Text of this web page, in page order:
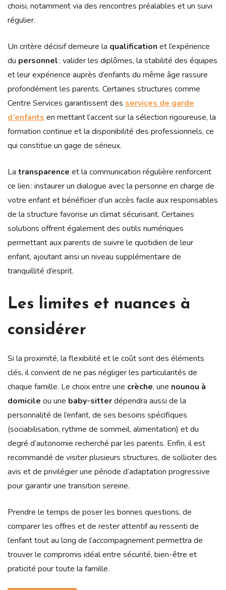
choisi, notamment via des rencontres préalables et un suivi
régulier.
Un critère décisif demeure la qualification et l’expérience
du personnel: valider les diplômes, la stabilité des équipes
et leur expérience auprès d’enfants du même âge rassure
profondément les parents. Certaines structures comme
Centre Services garantissent des services de garde
d’enfants en mettant l’accent sur la sélection rigoureuse, la
formation continue et la disponibilité des professionnels, ce
qui constitue un gage de sérieux.
La transparence et la communication régulière renforcent
ce lien : instaurer un dialogue avec la personne en charge de
votre enfant et bénéficier d’un accès facile aux responsables
de la structure favorise un climat sécurisant. Certaines
solutions offrent également des outils numériques
permettant aux parents de suivre le quotidien de leur
enfant, ajoutant ainsi un niveau supplémentaire de
tranquillité d’esprit.
Les limites et nuances à
considérer
Si la proximité, la flexibilité et le coût sont des éléments
clés, il convient de ne pas négliger les particularités de
chaque famille. Le choix entre une crèche, une nounou à
domicile ou une baby-sitterdépendra aussi de la
personnalité de l’enfant, de ses besoins spécifiques
(sociabilisation, rythme de sommeil, alimentation) et du
degré d’autonomie recherché par les parents. Enfin, il est
recommandé de visiter plusieurs structures, de solliciter des
avis et de privilégier une période d’adaptation progressive
pour garantir une transition sereine.
Prendre le temps de poser les bonnes questions, de
comparer les offres et de rester attentif au ressenti de
l’enfant tout au long de l’accompagnement permettra de
trouver le compromis idéal entre sécurité, bien-être et
praticité pour toute la famille.